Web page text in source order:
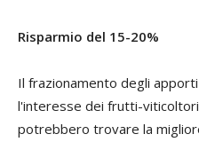
Risparmio del 15-20%
Il frazionamento degli
l'interesse dei frutti-
potrebbero trovare la